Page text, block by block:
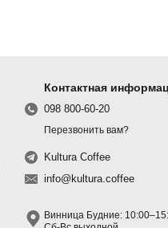
Контактная
098 800-60-20
Перезвонить вам?
Kultura Coffee
info@kultura.coffee
Винница Будние: